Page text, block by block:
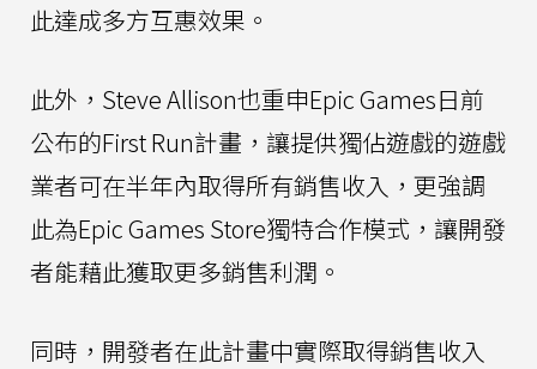
此達成多方互惠效果。
此外，Steve Allison也重申Epic Games日前
公布的First Run計畫，讓提供獨佔遊戲的遊戲
業者可在半年內取得所有銷售收入，更強調
此為Epic Games Store獨特合作模式，讓開發
者能藉此獲取更多銷售利潤。
同時，開發者在此計畫中實際取得銷售收入